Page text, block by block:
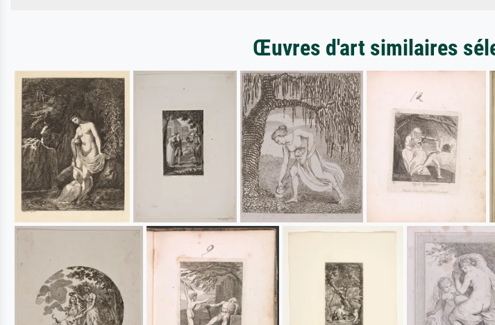
Œuvres d'art similaires